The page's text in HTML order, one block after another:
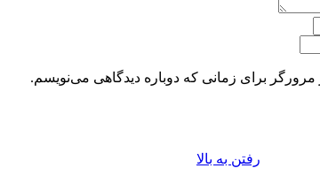
مرورگر برای زمانی که دوباره دیدگاهی می‌نویسم.
رفتن به بالا